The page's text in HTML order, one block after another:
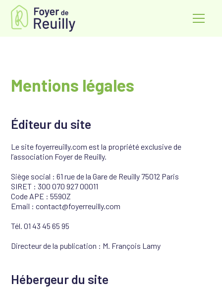
Mentions légales
Éditeur du site
Le site foyerreuilly.com est la propriété exclusive de
l’association Foyer de Reuilly.
Siège social : 61 rue de la Gare de Reuilly 75012 Paris
SIRET : 300 070 927 00011
Code APE : 5590Z
Email : contact@foyerreuilly.com
Tél. 01 43 45 65 95
Directeur de la publication : M. François Lamy
Hébergeur du site